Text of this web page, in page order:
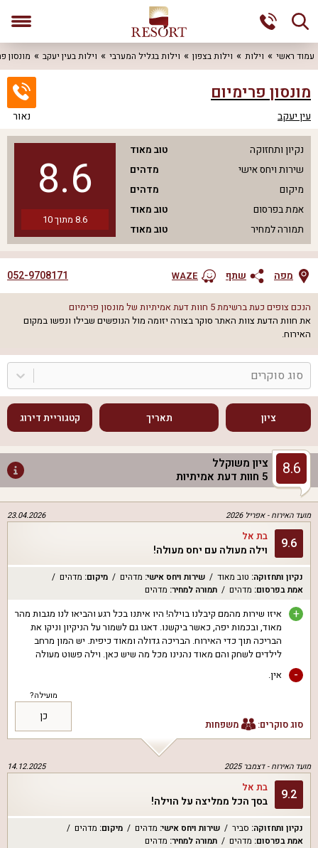
עמוד ראשי וילות וילות בצפון וילות בגליל המערבי וילות בעין יעקב מונסון
מונסון פרימיום
עין יעקב נאור
נקיון ותחזוקה
טוב מאוד
שירות ויחס אישי
מדהים
מיקום
מדהים
אמת בפרסום
טוב מאוד
תמורה למחיר
טוב מאוד
8.6
8.6 מתוך10
מפה שתף WAZE
052-9708171
הנכם צופים כעת ברשימת5 חוות דעת אמיתיות של מונסון פרימיום
את חוות הדעת צוות האתר סוקר בצורה יזומה מול הנופשים שבילו ונפשו במקום
האירוח.
סוג סוקרים
ציון תאריך קטגוריית דירוג
8.6
ציון משוקלל
5 חוות דעת אמיתיות
מועד האירוח -אפריל 2026 23.04.2026
9.6 בת אל
וילה מעולה עם יחס מעולה!
נקיון ותחזוקה: טוב מאוד שירות ויחס אישי: מדהים מיקום: מדהים
אמת בפרסום: מדהים תמורה למחיר: מדהים
+
איזו שירות מהמם קיבלנו בוילה! היו איתנו בכל רגע והביאו לנו מגבות מהר
מאוד, ובכמות יפה, כאשר ביקשנו. דאגו גם לשמור על הניקיון וניקו את
הבריכה תוך כדי האירוח. הבריכה גדולה ומאוד כיפית. יש המון מרחב
לילדים לשחק והם מאוד נהנינו מכל מה שיש כאן. וילה פשוט מעולה
- אין.
סוג סוקרים: משפחות
מועילה?
כן
מועד האירוח -דצמבר 2025 14.12.2025
9.2 בת אל
בסך הכל ממליצה על הוילה!
נקיון ותחזוקה: סביר שירות ויחס אישי: מדהים מיקום: מדהים
אמת בפרסום: מדהים תמורה למחיר: מדהים